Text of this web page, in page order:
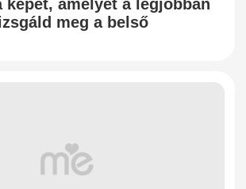
képet, amelyet a legjobban
meg a belső